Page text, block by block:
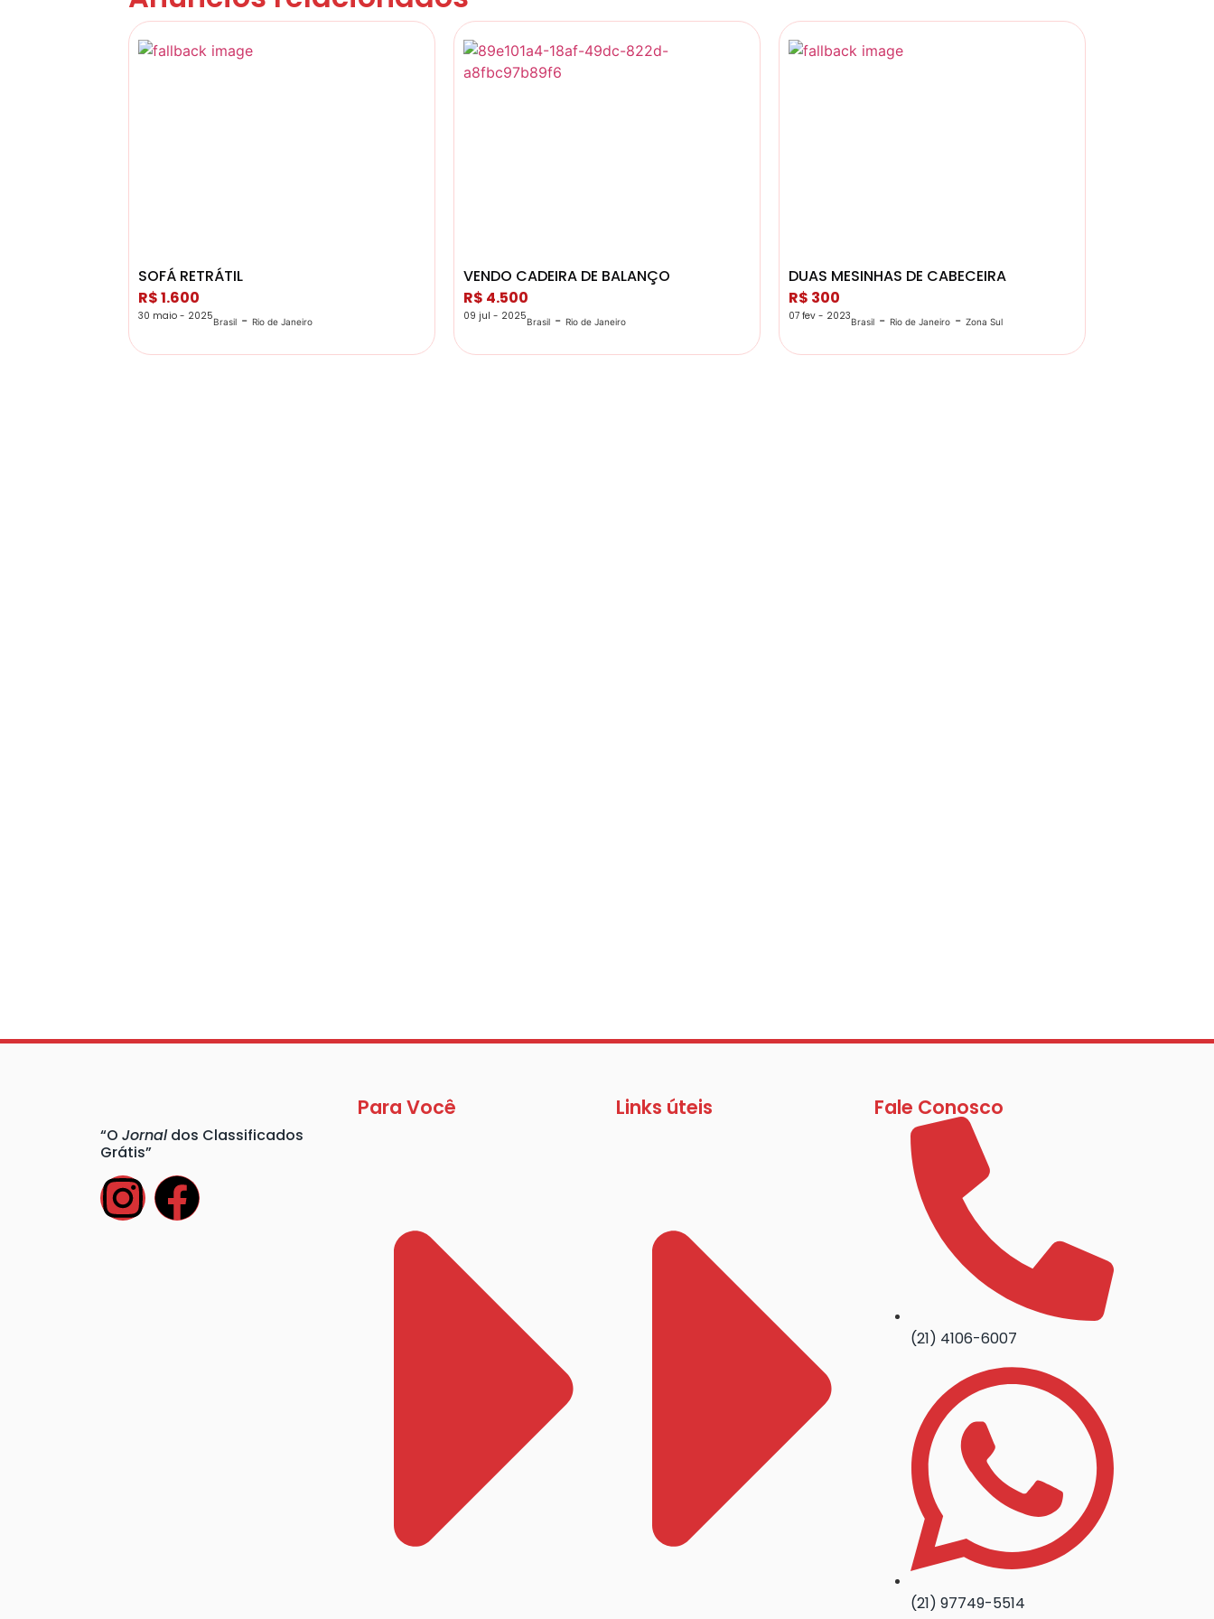
SOFÁ RETRÁTIL
R$ 1.600
30 maio - 2025Brasil - Rio de Janeiro
VENDO CADEIRA DE BALANÇO
R$ 4.500
09 jul - 2025Brasil - Rio de Janeiro
DUAS MESINHAS DE CABECEIRA
R$ 300
07 fev - 2023Brasil- Rio de Janeiro- Zona Sul
“O Jornaldos Classificados
Grátis”
Para Você Links úteis Fale Conosco
(21) 4106-6007
(21) 97749-5514